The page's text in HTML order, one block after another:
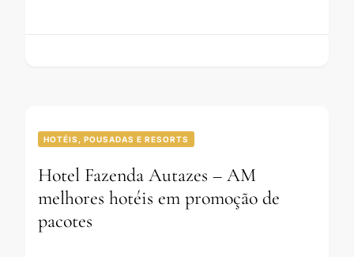
HOTÉIS, POUSADAS E RESORTS
Hotel Fazenda Autazes – AM
melhores hotéis em promoção de
pacotes